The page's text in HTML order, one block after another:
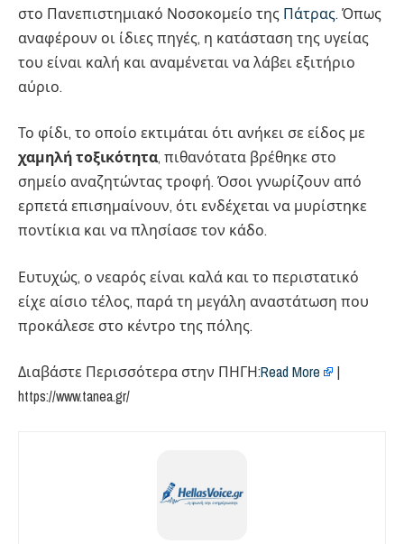
στο Πανεπιστημιακό Νοσοκομείο της Πάτρας. Όπως
αναφέρουν οι ίδιες πηγές, η κατάσταση της υγείας
του είναι καλή και αναμένεται να λάβει εξιτήριο
αύριο.
Το φίδι, το οποίο εκτιμάται ότι ανήκει σε είδος με
χαμηλή τοξικότητα, πιθανότατα βρέθηκε στο
σημείο αναζητώντας τροφή. Όσοι γνωρίζουν από
ερπετά επισημαίνουν, ότι ενδέχεται να μυρίστηκε
ποντίκια και να πλησίασε τον κάδο.
Ευτυχώς, ο νεαρός είναι καλά και το περιστατικό
είχε αίσιο τέλος, παρά τη μεγάλη αναστάτωση που
προκάλεσε στο κέντρο της πόλης.
Διαβάστε Περισσότερα στην ΠΗΓΗ:​Read More
|
https://www.tanea.gr/